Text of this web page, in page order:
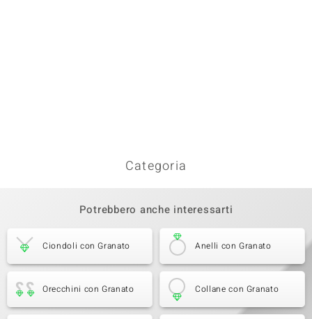
Categoria
Potrebbero anche interessarti
Ciondoli con Granato Anelli con Granato
Orecchini con Granato Collane con Granato